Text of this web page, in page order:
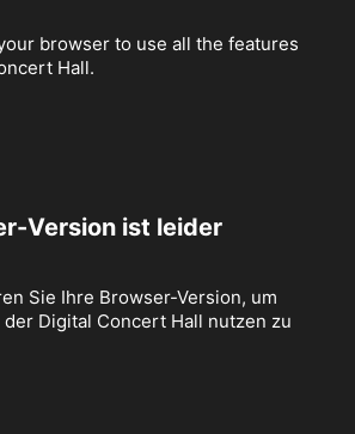
browser to use all the features
Hall.
Version ist leider
Sie Ihre Browser-Version, um
Digital Concert Hall nutzen zu